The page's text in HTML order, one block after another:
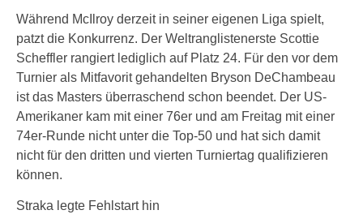
Während McIlroy derzeit in seiner eigenen Liga spielt,
patzt die Konkurrenz. Der Weltranglistenerste Scottie
Scheffler rangiert lediglich auf Platz 24. Für den vor dem
Turnier als Mitfavorit gehandelten Bryson DeChambeau
ist das Masters überraschend schon beendet. Der US-
Amerikaner kam mit einer 76er und am Freitag mit einer
74er-Runde nicht unter die Top-50 und hat sich damit
nicht für den dritten und vierten Turniertag qualifizieren
können.
Straka legte Fehlstart hin